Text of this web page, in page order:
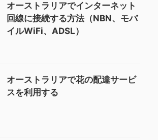
オーストラリアでインターネット
回線に接続する方法（NBN、モバ
イルWiFi、ADSL）
オーストラリアで花の配達サービ
スを利用する